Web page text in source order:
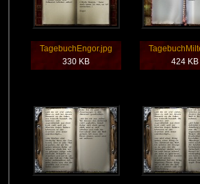
TagebuchEngor.jpg
330 KB
424 KB